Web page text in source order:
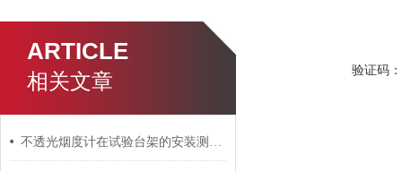
ARTICLE
相关文章
不透光烟度计在试验台架的安装测量中，需注意哪几点
验证码：